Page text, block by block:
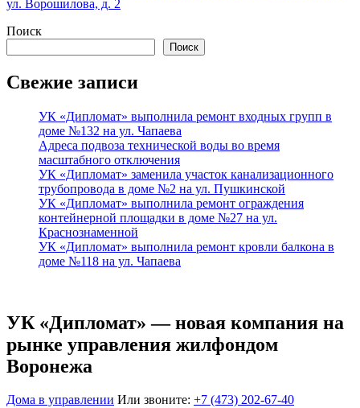
ул. Ворошилова, д. 2
Поиск
Поиск
Свежие записи
УК «Дипломат» выполнила ремонт входных групп в
доме №132 на ул. Чапаева
Адреса подвоза технической воды во время
масштабного отключения
УК «Дипломат» заменила участок канализационного
трубопровода в доме №2 на ул. Пушкинской
УК «Дипломат» выполнила ремонт ограждения
контейнерной площадки в доме №27 на ул.
Краснознаменной
УК «Дипломат» выполнила ремонт кровли балкона в
доме №118 на ул. Чапаева
УК «Дипломат» — новая компания на
рынке управления жилфондом
Воронежа
Дома в управлении Или звоните: +7 (473) 202-67-40